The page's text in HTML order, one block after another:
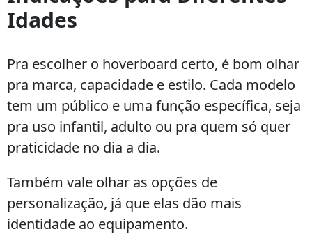
Idades
Pra escolher o hoverboard certo, é bom olhar
pra marca, capacidade e estilo. Cada modelo
tem um público e uma função específica, seja
pra uso infantil, adulto ou pra quem só quer
praticidade no dia a dia.
Também vale olhar as opções de
personalização, já que elas dão mais
identidade ao equipamento.